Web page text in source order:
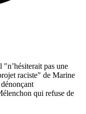
pas une
raciste" de Marine
qui refuse de